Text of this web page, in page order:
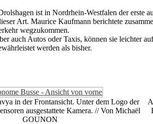
ist in Nordrhein-Westfalen der erste
Art. Maurice Kaufmann berichtete
wegzukommen.
auch Autos oder Taxis, können sie leichter
werden als bisher.
in der Frontansicht. Unter dem Logo der
ausgestattete Kamera. // Von Michaël
GOUNON